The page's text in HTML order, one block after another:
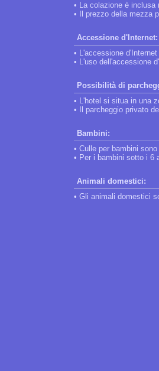
• La colazione è inclusa
• Il prezzo della mezza
Accessione d'Internet:
• L'accessione
• L'uso dell'accessione
Possibilità di
• L'hotel si situa in una
• Il parcheggio privato
Bambini:
• Culle per bambini
• Per i bambini sotto i 6
Animali domestici:
• Gli animali domestici